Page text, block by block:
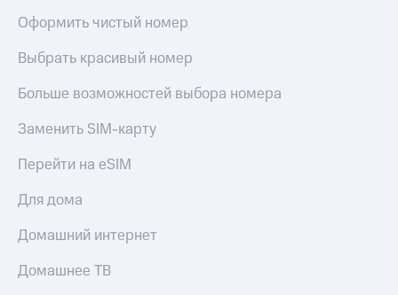
Оформить чистый номер
Выбрать красивый номер
Больше возможностей выбора номера
Заменить SIM-карту
Перейти на eSIM
Для дома
Домашний интернет
Домашнее ТВ